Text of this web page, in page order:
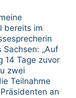
bereits im
„Auf
14 Tage zuvor
zwei
Teilnahme
an